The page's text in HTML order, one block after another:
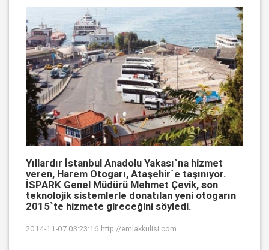
Yıllardır İstanbul Anadolu Yakası`na hizmet
veren, Harem Otogarı, Ataşehir`e taşınıyor.
İSPARK Genel Müdürü Mehmet Çevik, son
teknolojik sistemlerle donatılan yeni otogarın
2015`te hizmete gireceğini söyledi.
2014-11-07 03:23:16 http://emlakkulisi.com